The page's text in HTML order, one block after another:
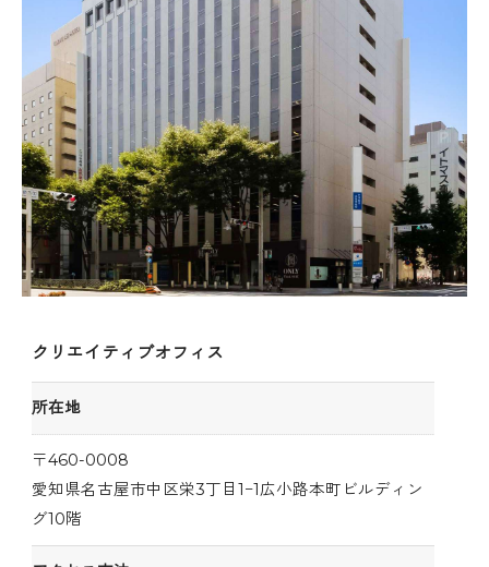
クリエイティブオフィス
所在地
〒460-0008
愛知県名古屋市中区栄3丁目1−1広小路本町ビルディン
グ10階